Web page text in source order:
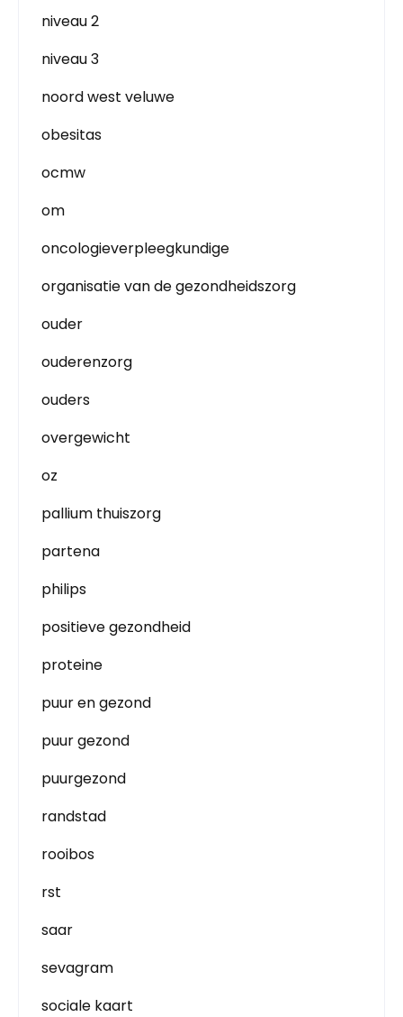
niveau 2
niveau 3
noord west veluwe
obesitas
ocmw
om
oncologieverpleegkundige
organisatie van de gezondheidszorg
ouder
ouderenzorg
ouders
overgewicht
oz
pallium thuiszorg
partena
philips
positieve gezondheid
proteine
puur en gezond
puur gezond
puurgezond
randstad
rooibos
rst
saar
sevagram
sociale kaart